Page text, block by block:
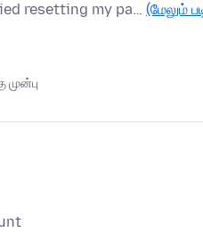
resetting my pa… (மேலும்